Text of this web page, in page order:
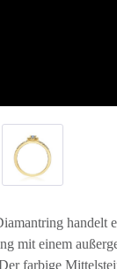
handelt
mit einem
farbige